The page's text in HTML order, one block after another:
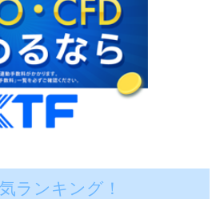
ランキング！